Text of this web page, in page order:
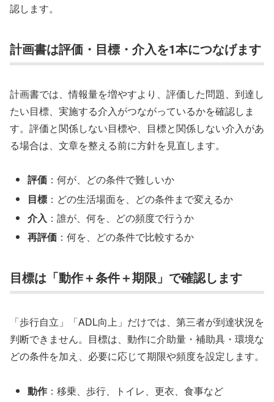
認します。
計画書は評価・目標・介入を1本につなげます
計画書では、情報量を増やすより、評価した問題、到達し
たい目標、実施する介入がつながっているかを確認しま
す。評価と関係しない目標や、目標と関係しない介入があ
る場合は、文章を整える前に方針を見直します。
評価 ：何が、どの条件で難しいか
目標 ：どの生活場面を、どの条件まで変えるか
介入 ：誰が、何を、どの頻度で行うか
再評価 ：何を、どの条件で比較するか
目標は「動作＋条件＋期限」で確認します
「歩行自立」「ADL向上」だけでは、第三者が到達状況を
判断できません。目標は、動作に介助量・補助具・環境な
どの条件を加え、必要に応じて期限や頻度を設定します。
動作 ：移乗、歩行、トイレ、更衣、食事など